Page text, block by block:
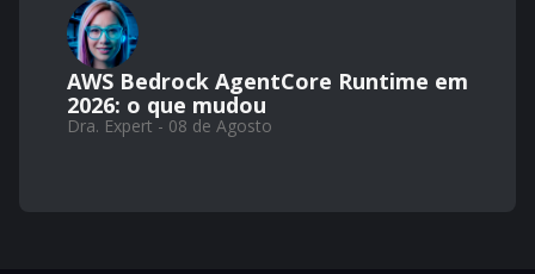
AWS Bedrock AgentCore Runtime em
2026: o que mudou
Dra. Expert - 08 de Agosto